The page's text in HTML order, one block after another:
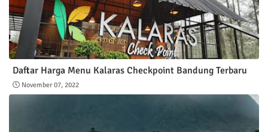
Daftar Harga Menu Kalaras Checkpoint Bandung Terbaru
November 07, 2022